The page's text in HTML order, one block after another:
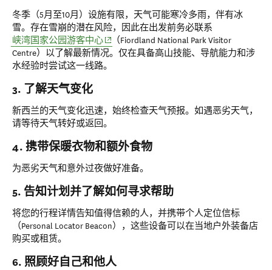
冬季（5月至10月）设施有限，天气可能寒冷多雨，伴有冰
雪。存在雪崩的潜在风险，因此在出发前务必联系
峡湾国家公园游客中心(opens in new window)
（Fiordland National Park Visitor
Centre）以了解最新情况。仅在具备高山技能、导航能力和涉
水经验时尝试这一线路。
3. 了解天气变化
新西兰的天气变化迅速，始终检查天气预报。如遇恶劣天气，
请等待天气转好或返回。
4. 携带保暖衣物和额外食物
为恶劣天气和意外过夜做好准备。
5. 告知计划并了解如何寻求帮助
将您的行程详情告知值得信赖的人，并携带个人定位信标
（Personal Locator Beacon），这些设备可以在当地户外装备店
购买或租赁。
6. 照顾好自己和他人